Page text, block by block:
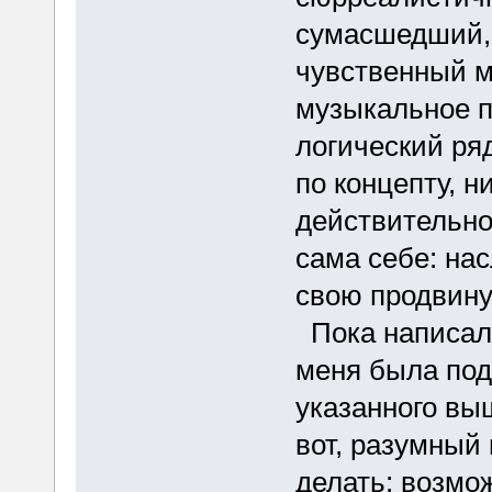
чувственный
музыкальное
логический
по концепту,
сама себе:
свою
Пока
меня была
указанного
вот,
делать;